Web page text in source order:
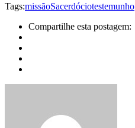
Tags:missãoSacerdóciotestemunho
Compartilhe esta postagem: